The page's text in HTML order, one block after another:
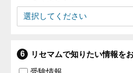
リセマムで知りたい情報を